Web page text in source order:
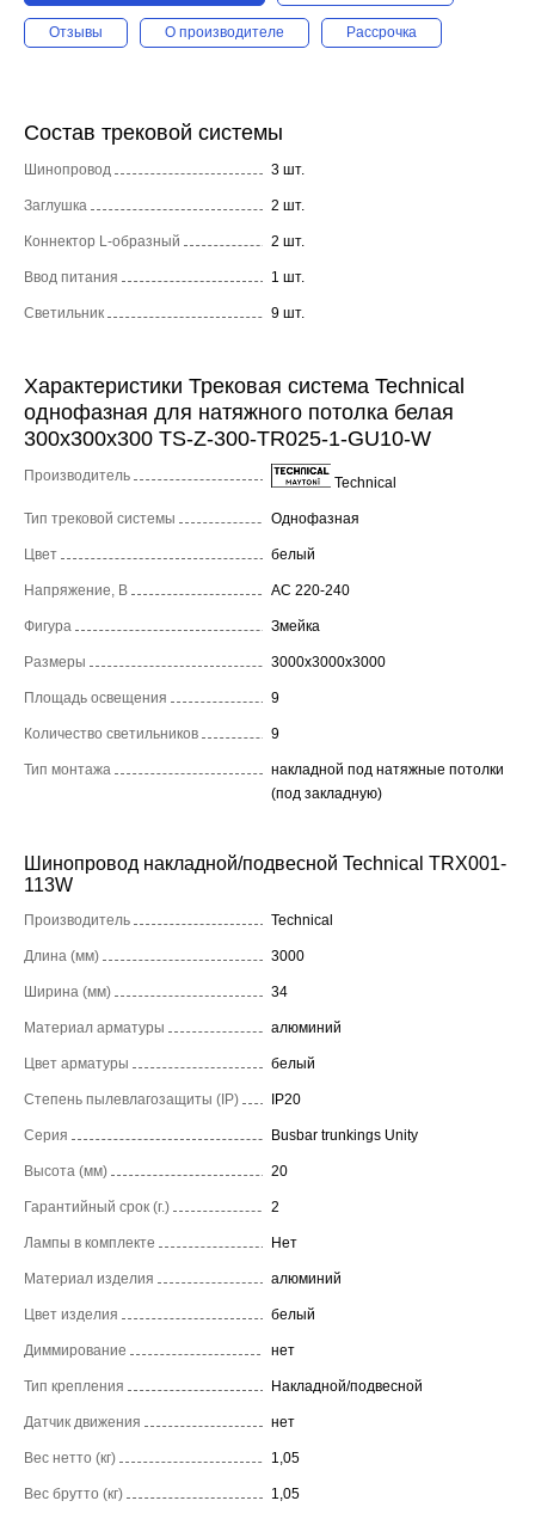
Отзывы О производителе Рассрочка
Состав трековой системы
Шинопровод 3 шт.
Заглушка 2 шт.
Коннектор L-образный 2 шт.
Ввод питания 1 шт.
Светильник 9 шт.
Характеристики Трековая система Technical
однофазная для натяжного потолка белая
300x300x300 TS-Z-300-TR025-1-GU10-W
Производитель Technical
Тип трековой системы Однофазная
Цвет белый
Напряжение, В AC 220-240
Фигура Змейка
Размеры 3000x3000x3000
Площадь освещения 9
Количество светильников 9
Тип монтажа
накладной под натяжные потолки
(под закладную)
Шинопровод накладной/подвесной Technical TRX001-
113W
Производитель Technical
Длина (мм) 3000
Ширина (мм) 34
Материал арматуры алюминий
Цвет арматуры белый
Степень пылевлагозащиты (IP) IP20
Серия Busbar trunkings Unity
Высота (мм) 20
Гарантийный срок (г.) 2
Лампы в комплекте Нет
Материал изделия алюминий
Цвет изделия белый
Диммирование нет
Тип крепления Накладной/подвесной
Датчик движения нет
Вес нетто (кг) 1,05
Вес брутто (кг) 1,05